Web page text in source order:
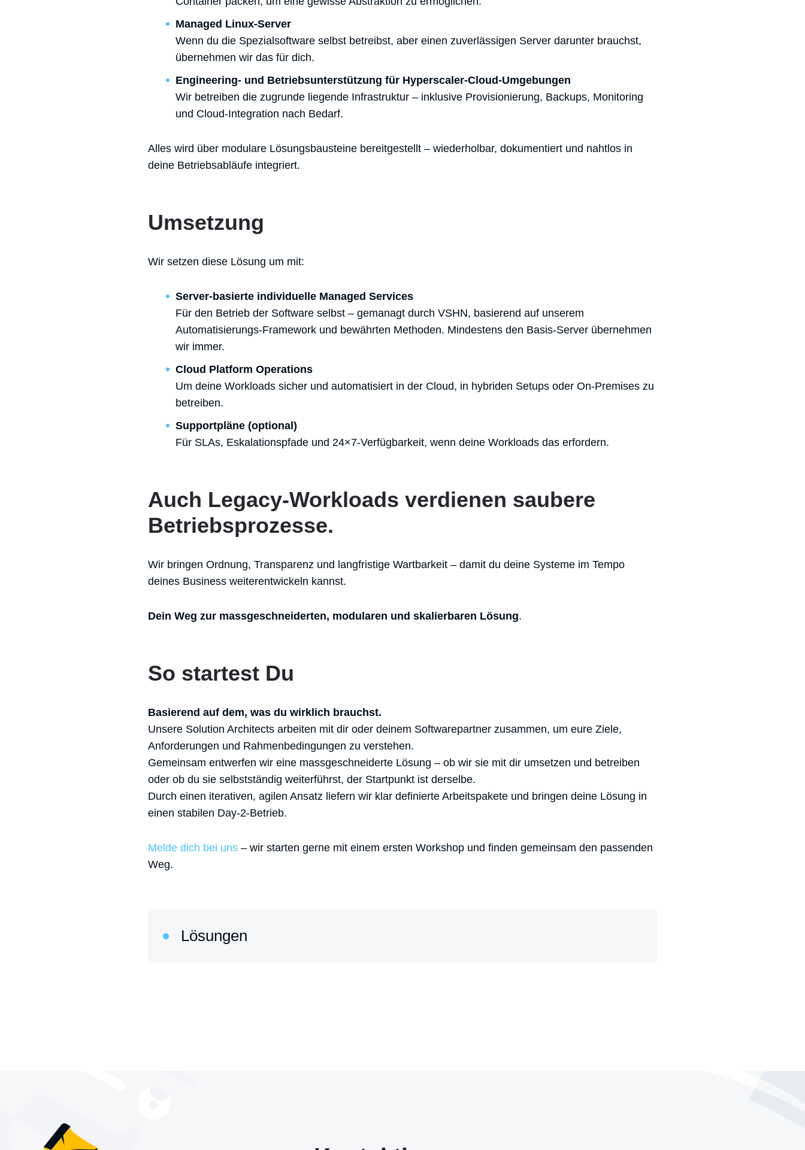
Managed Linux-Server
Wenn du die Spezialsoftware selbst betreibst, aber einen zuverlässigen Server darunter brauchst,
übernehmen wir das für dich.
Engineering- und Betriebsunterstützung für Hyperscaler-Cloud-Umgebungen
Wir betreiben die zugrunde liegende Infrastruktur – inklusive Provisionierung, Backups, Monitoring
und Cloud-Integration nach Bedarf.
Alles wird über modulare Lösungsbausteine bereitgestellt – wiederholbar, dokumentiert und nahtlos in
deine Betriebsabläufe integriert.
Umsetzung
Wir setzen diese Lösung um mit:
Server-basierte individuelle Managed Services
Für den Betrieb der Software selbst – gemanagt durch VSHN, basierend auf unserem
Automatisierungs-Framework und bewährten Methoden. Mindestens den Basis-Server übernehmen
wir immer.
Cloud Platform Operations
Um deine Workloads sicher und automatisiert in der Cloud, in hybriden Setups oder On-Premises zu
betreiben.
Supportpläne (optional)
Für SLAs, Eskalationspfade und 24×7-Verfügbarkeit, wenn deine Workloads das erfordern.
Auch Legacy-Workloads verdienen saubere
Betriebsprozesse.
Wir bringen Ordnung, Transparenz und langfristige Wartbarkeit – damit du deine Systeme im Tempo
deines Business weiterentwickeln kannst.
Dein Weg zur massgeschneiderten, modularen und skalierbaren Lösung.
So startest Du
Basierend auf dem, was du wirklich brauchst.
Unsere Solution Architects arbeiten mit dir oder deinem Softwarepartner zusammen, um eure Ziele,
Anforderungen und Rahmenbedingungen zu verstehen.
Gemeinsam entwerfen wir eine massgeschneiderte Lösung – ob wir sie mit dir umsetzen und betreiben
oder ob du sie selbstständig weiterführst, der Startpunkt ist derselbe.
Durch einen iterativen, agilen Ansatz liefern wir klar definierte Arbeitspakete und bringen deine Lösung in
einen stabilen Day-2-Betrieb.
Melde dich bei uns – wir starten gerne mit einem ersten Workshop und finden gemeinsam den passenden
Weg.
Lösungen